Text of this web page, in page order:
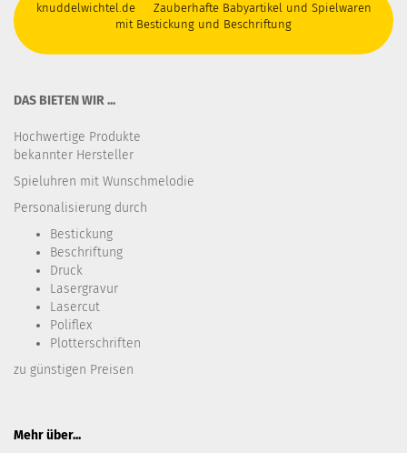
knuddelwichtel.de Zauberhafte Babyartikel und Spielwaren
mit Bestickung und Beschriftung
DAS BIETEN WIR ...
Hochwertige Produkte
bekannter Hersteller
Spieluhren mit Wunschmelodie
Personalisierung durch
Bestickung​
Beschriftung
Druck
Lasergravur
Lasercut
Poliflex
Plotterschriften
zu günstigen Preisen
Mehr über...